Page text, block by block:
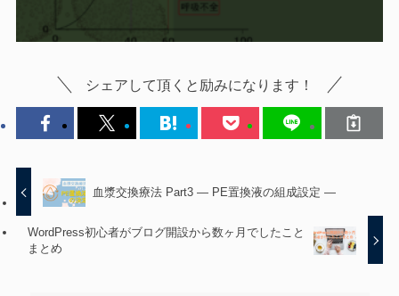
シェアして頂くと励みになります！
血漿交換療法 Part3 ― PE置換液の組成設定 ―
WordPress初心者がブログ開設から数ヶ月でしたこと
まとめ